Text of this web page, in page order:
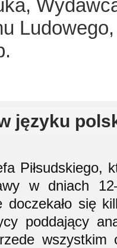
języku
Piłsudskiego,
w dniach
doczekało się
poddający
wszystkim